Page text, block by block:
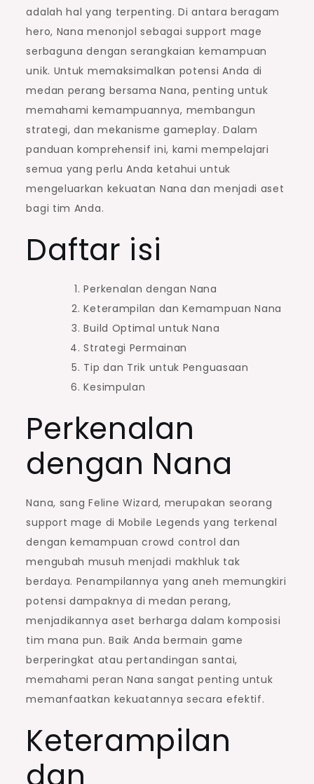
adalah hal yang terpenting. Di antara beragam
hero, Nana menonjol sebagai support mage
serbaguna dengan serangkaian kemampuan
unik. Untuk memaksimalkan potensi Anda di
medan perang bersama Nana, penting untuk
memahami kemampuannya, membangun
strategi, dan mekanisme gameplay. Dalam
panduan komprehensif ini, kami mempelajari
semua yang perlu Anda ketahui untuk
mengeluarkan kekuatan Nana dan menjadi aset
bagi tim Anda.
Daftar isi
Perkenalan dengan Nana
Keterampilan dan Kemampuan Nana
Build Optimal untuk Nana
Strategi Permainan
Tip dan Trik untuk Penguasaan
Kesimpulan
Perkenalan
dengan Nana
Nana, sang Feline Wizard, merupakan seorang
support mage di Mobile Legends yang terkenal
dengan kemampuan crowd control dan
mengubah musuh menjadi makhluk tak
berdaya. Penampilannya yang aneh memungkiri
potensi dampaknya di medan perang,
menjadikannya aset berharga dalam komposisi
tim mana pun. Baik Anda bermain game
berperingkat atau pertandingan santai,
memahami peran Nana sangat penting untuk
memanfaatkan kekuatannya secara efektif.
Keterampilan
dan